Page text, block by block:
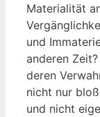
Materialität
und
anderen
deren
nicht nur
und nicht